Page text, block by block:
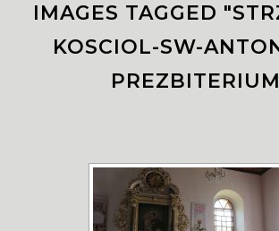
IMAGES TAGGED
KOSCIOL-SW-